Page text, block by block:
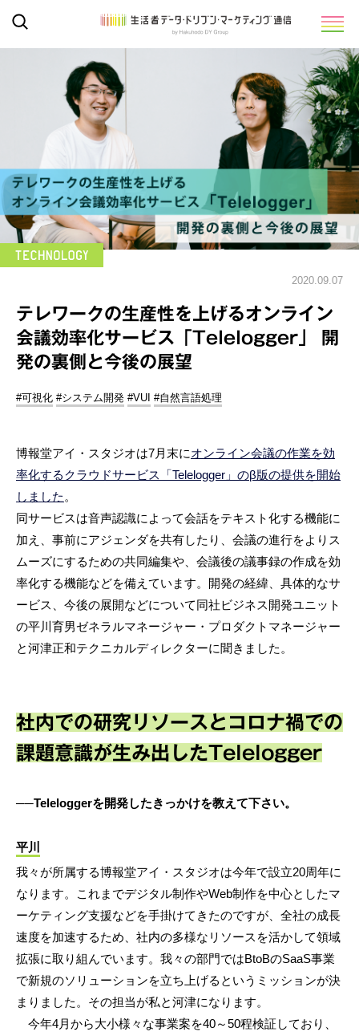
2020.09.07
テレワークの生産性を上げるオンライン
会議効率化サービス「Telelogger」 開
発の裏側と今後の展望
#可視化 #システム開発 #VUI #自然言語処理
博報堂アイ・スタジオは7月末にオンライン会議の作業を効
率化するクラウドサービス「Telelogger」のβ版の提供を開始
しました。
同サービスは音声認識によって会話をテキスト化する機能に
加え、事前にアジェンダを共有したり、会議の進行をよりス
ムーズにするための共同編集や、会議後の議事録の作成を効
率化する機能などを備えています。開発の経緯、具体的なサ
ービス、今後の展開などについて同社ビジネス開発ユニット
の平川育男ゼネラルマネージャー・プロダクトマネージャー
と河津正和テクニカルディレクターに聞きました。
社内での研究リソースとコロナ禍での
課題意識が生み出したTelelogger
──Teleloggerを開発したきっかけを教えて下さい。
平川
我々が所属する博報堂アイ・スタジオは今年で設立20周年に
なります。これまでデジタル制作やWeb制作を中心としたマ
ーケティング支援などを手掛けてきたのですが、全社の成長
速度を加速するため、社内の多様なリソースを活かして領域
拡張に取り組んでいます。我々の部門ではBtoBのSaaS事業
で新規のソリューションを立ち上げるというミッションが決
まりました。その担当が私と河津になります。
今年4月から大小様々な事業案を40～50程検証しており、